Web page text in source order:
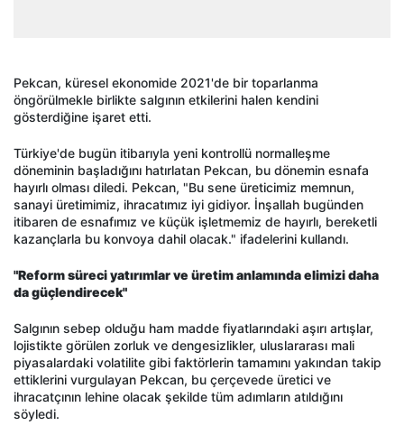
Pekcan, küresel ekonomide 2021'de bir toparlanma
öngörülmekle birlikte salgının etkilerini halen kendini
gösterdiğine işaret etti.
Türkiye'de bugün itibarıyla yeni kontrollü normalleşme
döneminin başladığını hatırlatan Pekcan, bu dönemin esnafa
hayırlı olması diledi. Pekcan, "Bu sene üreticimiz memnun,
sanayi üretimimiz, ihracatımız iyi gidiyor. İnşallah bugünden
itibaren de esnafımız ve küçük işletmemiz de hayırlı, bereketli
kazançlarla bu konvoya dahil olacak." ifadelerini kullandı.
"Reform süreci yatırımlar ve üretim anlamında elimizi daha
da güçlendirecek"
Salgının sebep olduğu ham madde fiyatlarındaki aşırı artışlar,
lojistikte görülen zorluk ve dengesizlikler, uluslararası mali
piyasalardaki volatilite gibi faktörlerin tamamını yakından takip
ettiklerini vurgulayan Pekcan, bu çerçevede üretici ve
ihracatçının lehine olacak şekilde tüm adımların atıldığını
söyledi.